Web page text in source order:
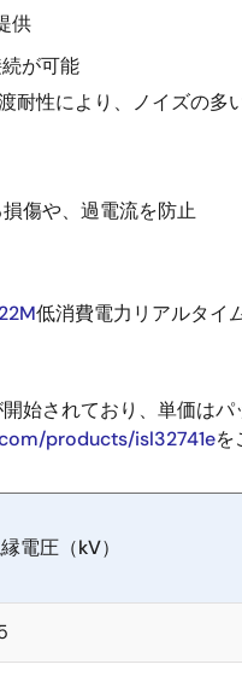
供
が可能
性により、ノイズの多
傷や、過電流を防止
低消費電力リアルタイ
始されており、単価は
products/isl32741eを
電圧（kV）